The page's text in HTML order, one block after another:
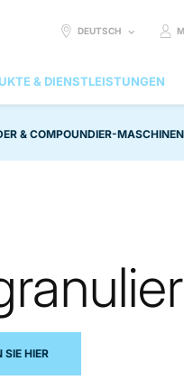
& DIENSTLEISTUNGEN
SELECT
DEUTSCH
& COMPOUNDIER-MASCHINEN
SIE HIER